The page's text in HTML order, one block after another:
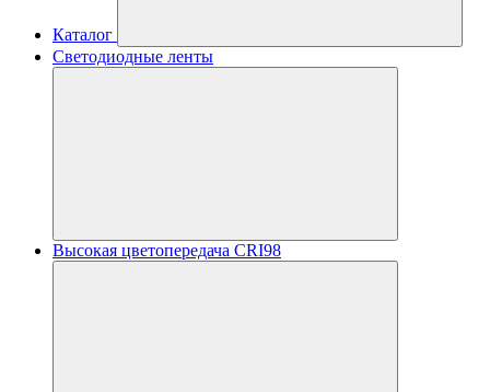
Каталог
Светодиодные ленты
Высокая цветопередача CRI98